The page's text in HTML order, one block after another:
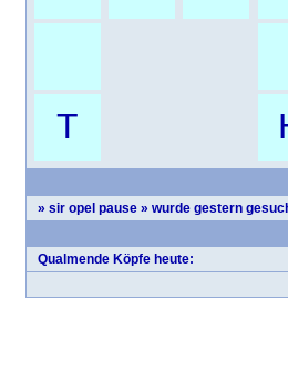
T
» sir opel pause » wurde gestern
Qualmende Köpfe heute: